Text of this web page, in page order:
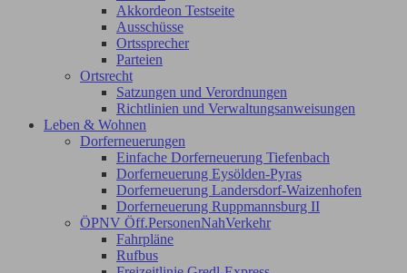
Akkordeon Testseite
Ausschüsse
Ortssprecher
Parteien
Ortsrecht
Satzungen und Verordnungen
Richtlinien und Verwaltungsanweisungen
Leben & Wohnen
Dorferneuerungen
Einfache Dorferneuerung Tiefenbach
Dorferneuerung Eysölden-Pyras
Dorferneuerung Landersdorf-Waizenhofen
Dorferneuerung Ruppmannsburg II
ÖPNV Öff.PersonenNahVerkehr
Fahrpläne
Rufbus